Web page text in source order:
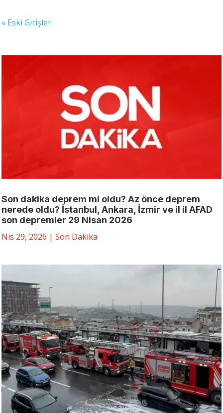
« Eski Girişler
Son dakika deprem mi oldu? Az önce deprem
nerede oldu? İstanbul, Ankara, İzmir ve il il AFAD
son depremler 29 Nisan 2026
Nis 29, 2026 | Son Dakika